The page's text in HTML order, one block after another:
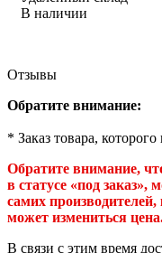
В наличии
Отзывы
Обратите внимание:
* Заказ товара,
Обратите внимание,
в статусе «под
самих
может измениться
В связи с этим время